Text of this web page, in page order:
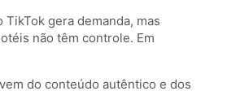
gera demanda, mas
não têm controle. Em
do conteúdo autêntico e dos